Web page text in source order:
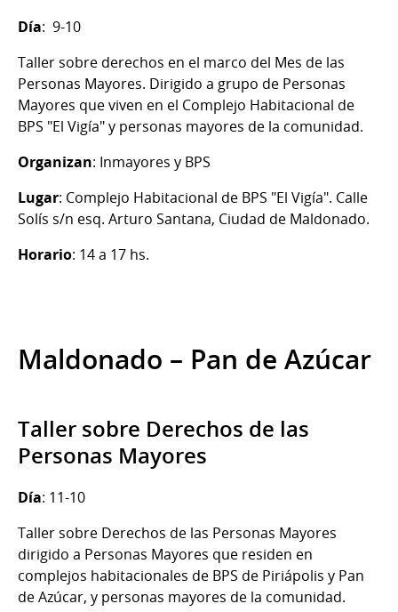
Día: 9-10
Taller sobre derechos en el marco del Mes de las
Personas Mayores. Dirigido a grupo de Personas
Mayores que viven en el Complejo Habitacional de
BPS "El Vigía" y personas mayores de la comunidad.
Organizan: Inmayores y BPS
Lugar: Complejo Habitacional de BPS "El Vigía". Calle
Solís s/n esq. Arturo Santana, Ciudad de Maldonado.
Horario: 14 a 17 hs.
Maldonado – Pan de Azúcar
Taller sobre Derechos de las
Personas Mayores
Día: 11-10
Taller sobre Derechos de las Personas Mayores
dirigido a Personas Mayores que residen en
complejos habitacionales de BPS de Piriápolis y Pan
de Azúcar, y personas mayores de la comunidad.